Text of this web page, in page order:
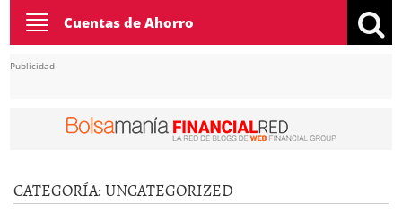
Toggle
navigation
Cuentas de Ahorro
Publicidad
CATEGORÍA:UNCATEGORIZED